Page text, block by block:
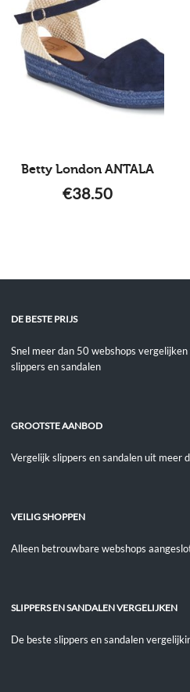
Betty London ANTALA
€38.50
DE BESTE PRIJS
Snel meer dan 50 webshops
slippers en sandalen
GROOTSTE AANBOD
Vergelijk slippers en sandalen uit meer
VEILIG SHOPPEN
Alleen betrouwbare webshops
SLIPPERS EN SANDALEN VERGELIJKEN
De beste slippers en sandalen